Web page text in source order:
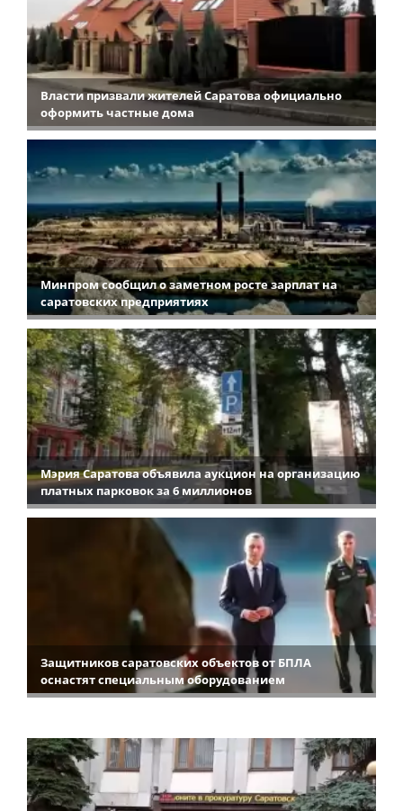
Власти призвали жителей Саратова официально
оформить частные дома
Минпром сообщил о заметном росте зарплат на
саратовских предприятиях
Мэрия Саратова объявила аукцион на организацию
платных парковок за 6 миллионов
Защитников саратовских объектов от БПЛА
оснастят специальным оборудованием